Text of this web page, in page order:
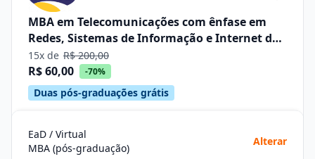
MBA em Telecomunicações com ênfase em
Redes, Sistemas de Informação e Internet das
Coisas –iot
15x de R$ 200,00
R$ 60,00 -70%
Duas pós-graduações grátis
EaD / Virtual
MBA (pós-graduação)
Alterar